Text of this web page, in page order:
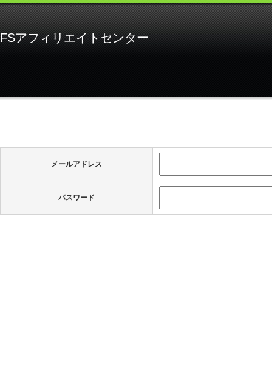
FSアフィリエイトセンター
メールアドレス
パスワード